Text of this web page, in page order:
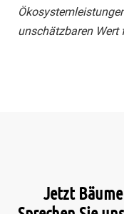
unschätzbaren Wert
Jetzt